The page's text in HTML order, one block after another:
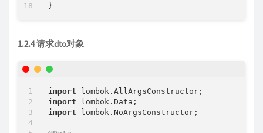
1.2.4 请求dto对象
import
import
import lombok.NoArgsConstructor;